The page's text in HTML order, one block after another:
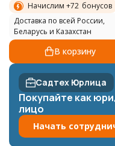
Начислим +72 бонусов
Доставка по всей России,
Беларусь и Казахстан
В корзину
Садтех Юрлица
Покупайте как
лицо
Начать